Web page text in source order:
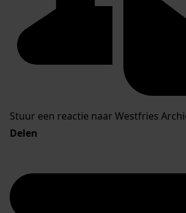
Stuur een reactie naar Westfries
Delen